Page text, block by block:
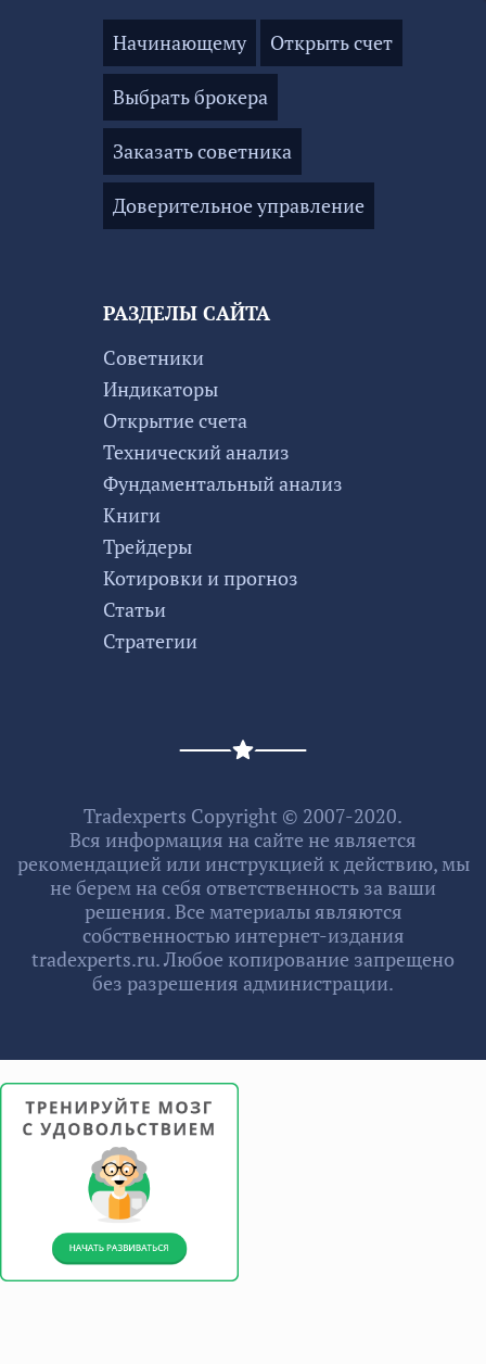
РАЗДЕЛЫ САЙТА
Советники
Индикаторы
Открытие счета
Технический анализ
Фундаментальный анализ
Книги
Трейдеры
Котировки и прогноз
Статьи
Стратегии
Начинающему Открыть счет
Выбрать брокера
Заказать советника
Доверительное управление
Tradexperts Copyright © 2007-2020.
Вся информация на сайте не является
рекомендацией или инструкцией к действию, мы
не берем на себя ответственность за ваши
решения. Все материалы являются
собственностью интернет-издания
tradexperts.ru. Любое копирование запрещено
без разрешения администрации.